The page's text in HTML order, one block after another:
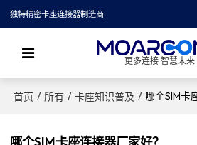
独特精密卡座连接器制造商
更多连接 智慧未来
首页 / 所有 / 卡座知识普及 / 哪个SIM卡